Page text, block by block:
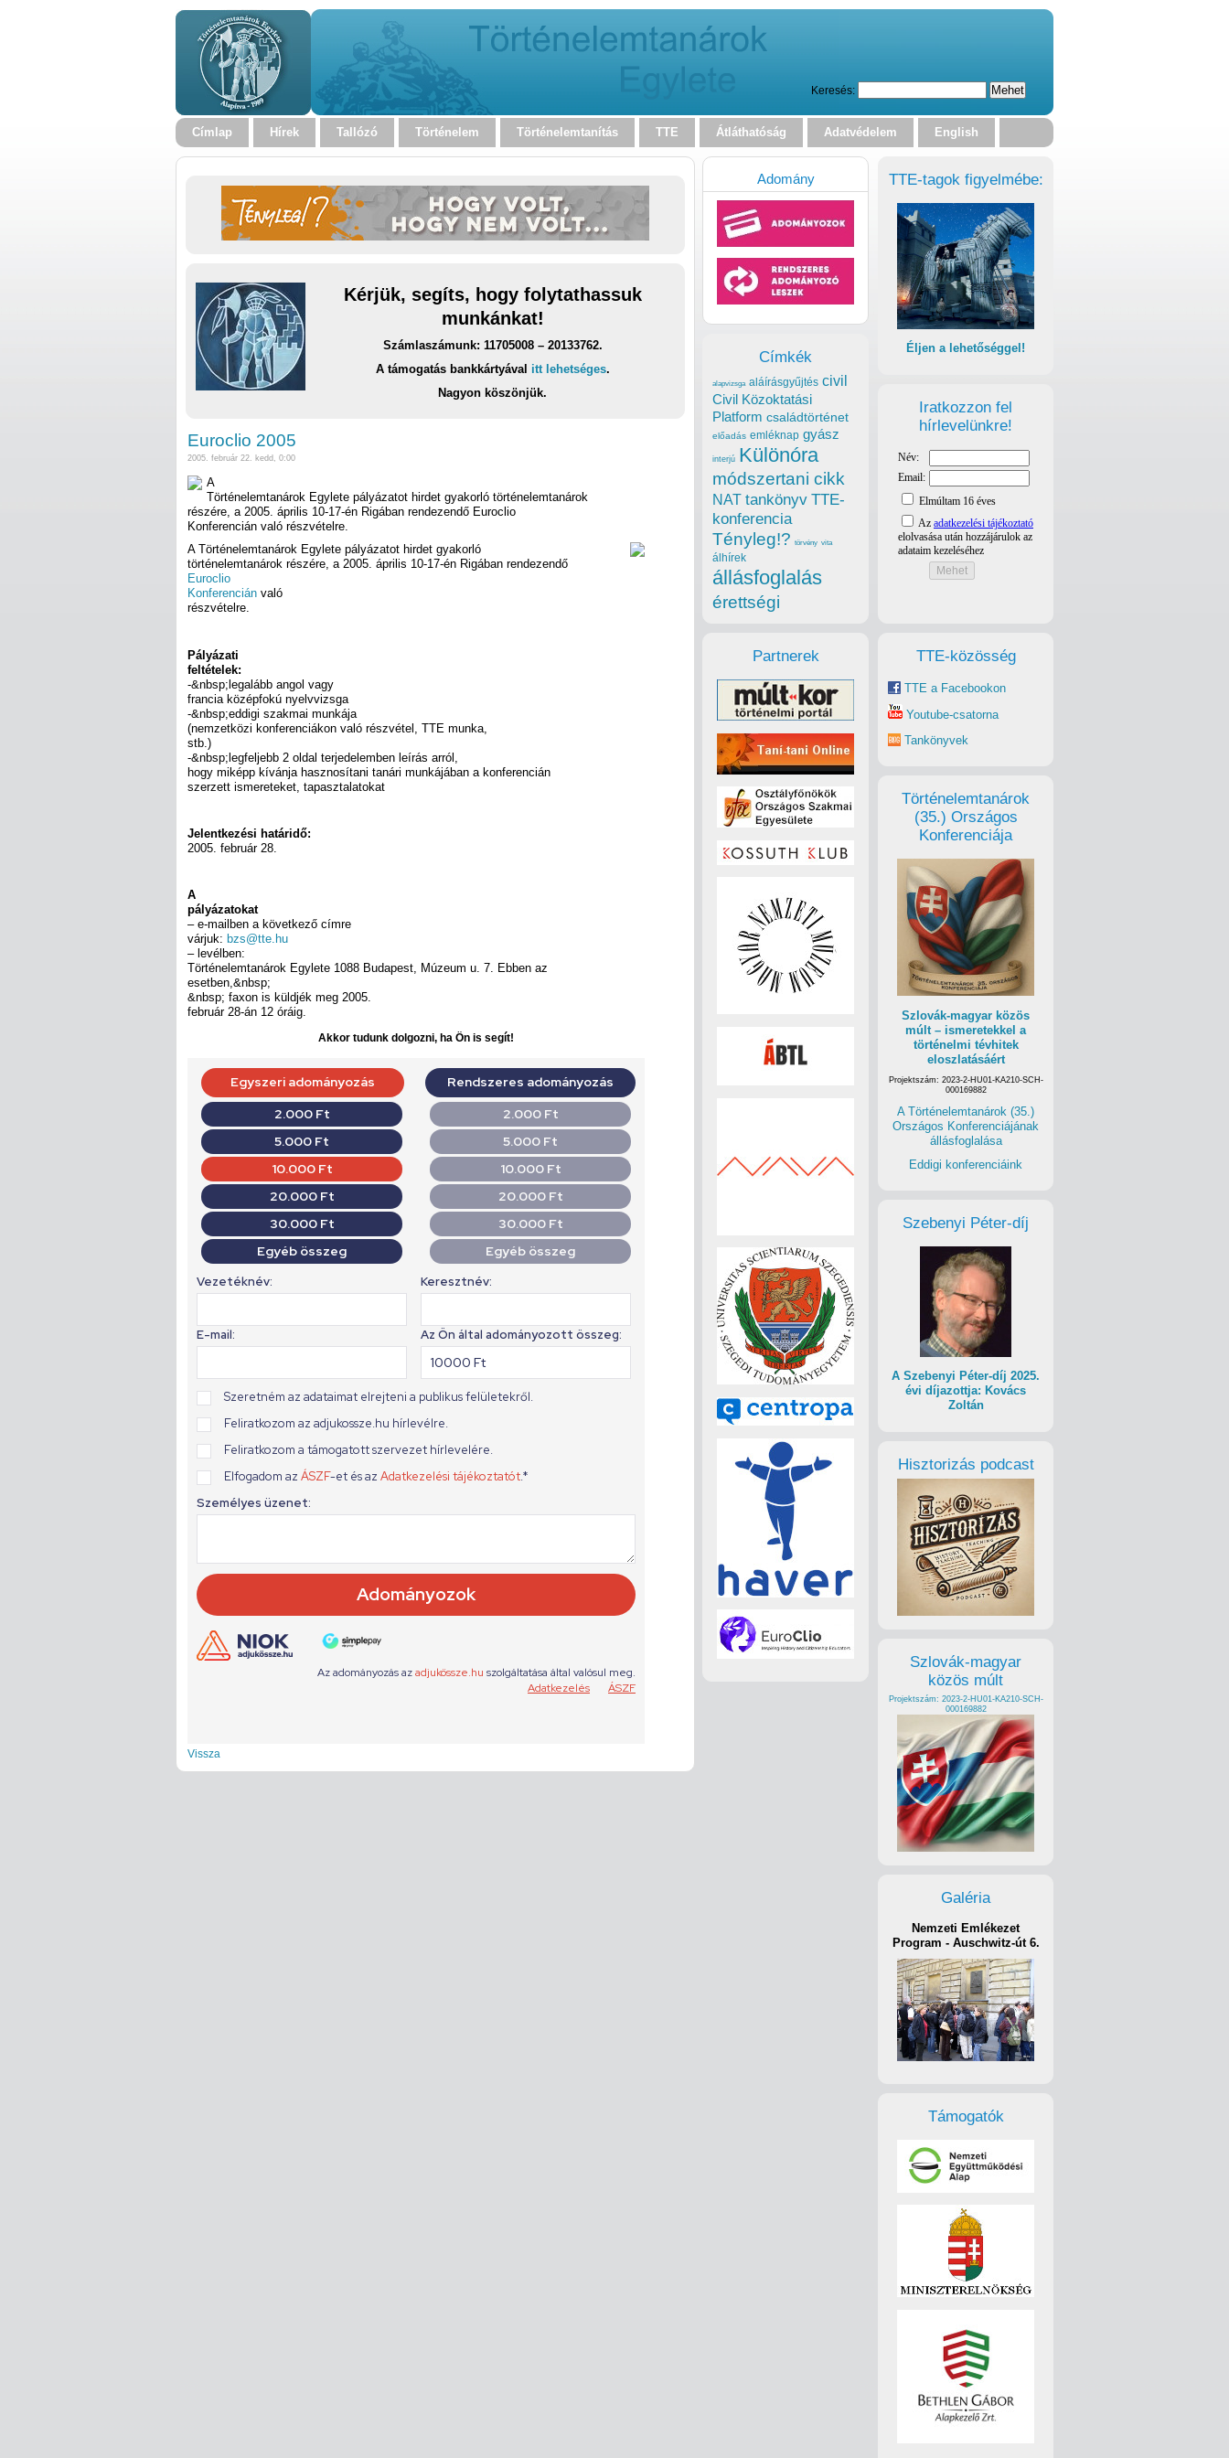
Keresés:
Címlap Hírek Tallózó Történelem Történelemtanítás TTE Átláthatóság Adatvédelem English
Kérjük, segíts, hogy folytathassuk
munkánkat!
Számlaszámunk: 11705008 – 20133762.
A támogatás bankkártyával itt lehetséges.
Nagyon köszönjük.
Euroclio 2005
2005. február 22. kedd, 0:00
A
Történelemtanárok Egylete pályázatot hirdet gyakorló történelemtanárok
részére, a 2005. április 10-17-én Rigában rendezendő Euroclio
Konferencián való részvételre.
A Történelemtanárok Egylete pályázatot hirdet gyakorló
történelemtanárok részére, a 2005. április 10-17-én Rigában rendezendő
Euroclio
Konferencián való
részvételre.
Pályázati
feltételek:
-&nbsp;legalább angol vagy
francia középfokú nyelvvizsga
-&nbsp;eddigi szakmai munkája
(nemzetközi konferenciákon való részvétel, TTE munka,
stb.)
-&nbsp;legfeljebb 2 oldal terjedelemben leírás arról,
hogy miképp kívánja hasznosítani tanári munkájában a konferencián
szerzett ismereteket, tapasztalatokat
Jelentkezési határidő:
2005. február 28.
A
pályázatokat
– e-mailben a következő címre
várjuk: bzs@tte.hu
– levélben:
Történelemtanárok Egylete 1088 Budapest, Múzeum u. 7. Ebben az
esetben,&nbsp;
&nbsp; faxon is küldjék meg 2005.
február 28-án 12 óráig.
Akkor tudunk dolgozni, ha Ön is segít!
Vissza
TTE-tagok figyelmébe:
Éljen a lehetőséggel!
Iratkozzon fel
hírlevelünkre!
TTE-közösség
TTE a Facebookon
Youtube-csatorna
Tankönyvek
Történelemtanárok
(35.) Országos
Konferenciája
Szlovák-magyar közös
múlt – ismeretekkel a
történelmi tévhitek
eloszlatásáért
Projektszám: 2023-2-HU01-KA210-SCH-
000169882
A Történelemtanárok (35.)
Országos Konferenciájának
állásfoglalása
Eddigi konferenciáink
Szebenyi Péter-díj
A Szebenyi Péter-díj 2025.
évi díjazottja: Kovács
Zoltán
Hisztorizás podcast
Szlovák-magyar
közös múlt
Projektszám: 2023-2-HU01-KA210-SCH-
000169882
Galéria
Nemzeti Emlékezet
Program - Auschwitz-út 6.
Támogatók
Adomány
Címkék
alapvizsga aláírásgyűjtés civil
Civil Közoktatási
Platform családtörténet
előadás emléknap gyász
interjú Különóra
módszertani cikk
NAT tankönyv TTE-
konferencia
Tényleg!? törvény vita
álhírek
állásfoglalás
érettségi
Partnerek